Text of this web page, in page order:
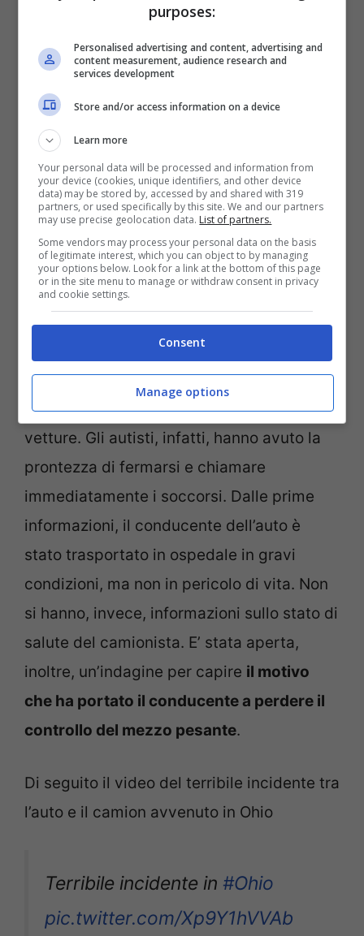
L’incendio è stato provocato proprio dall’impatto tra l’auto
e il camion
Come detto in precedenza, l’incidente è
sorveglianza dell’autostrada. Nel video si
vede il traffico scorrere abbastanza
velocemente fino a quando si nota il
camion perdere la traiettoria e dirigersi
verso il bordo strada dove si trovava la
macchina di un dipendente dei trasporti.
L’impatto è stato inevitabile
che ha provocato un pauroso incidente
che fortunatamente non ha coinvolto altre
vetture. Gli autisti, infatti, hanno avuto la
prontezza di fermarsi e chiamare
immediatamente i soccorsi. Dalle prime
informazioni, il conducente dell’auto è
stato trasportato in ospedale in gravi
condizioni, ma non in pericolo di vita. Non
si hanno, invece, informazioni sullo stato di
salute del camionista. E’ stata aperta,
inoltre, un’indagine per capire il motivo
che ha portato il conducente a perdere il
controllo del mezzo pesante.
Di seguito il video del terribile incidente tra
l’auto e il camion avvenuto in Ohio
Terribile incidente in #Ohio
pic.twitter.com/Xp9Y1hVVAb
purposes:
Personalised advertising and content, advertising and
content measurement, audience research and
services development
Store and/or access information on a device
Learn more
Your personal data will be processed and information from
your device (cookies, unique identifiers, and other device
data) may be stored by, accessed by and shared with 319
partners, or used specifically by this site. We and our partners
may use precise geolocation data. List of partners.
Some vendors may process your personal data on the basis
of legitimate interest, which you can object to by managing
your options below. Look for a link at the bottom of this page
or in the site menu to manage or withdraw consent in privacy
and cookie settings.
Consent
Manage options